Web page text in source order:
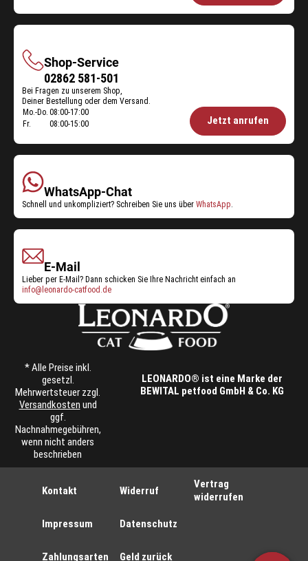
Shop-Service
Shop-
Service
02862 581-501
Bei Fragen zu unserem Shop,
Deiner Bestellung oder dem Versand.
Öffnungszeiten
Mo.-Do. 08:00-17:00
Fr.
08:00-15:00 Jetzt anrufen
WhatsApp-Chat
Schnell und unkompliziert? Schreiben Sie uns über WhatsApp.
E-Mail
Lieber per E-Mail? Dann schicken Sie Ihre Nachricht einfach an
info@leonardo-catfood.de
* Alle Preise inkl.
gesetzl.
Mehrwertsteuer zzgl.
Versandkosten und
ggf.
Nachnahmegebühren,
wenn nicht anders
beschrieben
LEONARDO® ist eine Marke der
BEWITAL petfood GmbH & Co. KG
Kontakt
Impressum
Zahlungsarten
Widerruf
Datenschutz
Geld zurück
Vertrag
widerrufen